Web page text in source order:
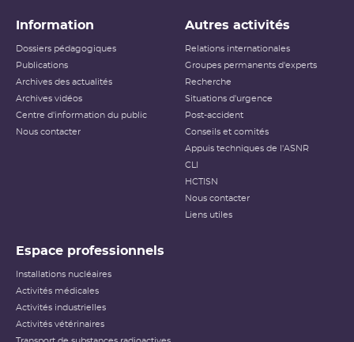
Information
Dossiers pédagogiques
Publications
Archives des actualités
Archives vidéos
Centre d'information du public
Nous contacter
Autres activités
Relations internationales
Groupes permanents d'experts
Recherche
Situations d'urgence
Post-accident
Conseils et comités
Appuis techniques de l'ASNR
CLI
HCTISN
Nous contacter
Liens utiles
Espace professionnels
Installations nucléaires
Activités médicales
Activités industrielles
Activités vétérinaires